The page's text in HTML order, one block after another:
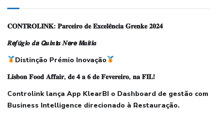
𝐂𝐎𝐍𝐓𝐑𝐎𝐋𝐈𝐍𝐊: 𝐏𝐚𝐫𝐜𝐞𝐢𝐫𝐨 𝐝𝐞 𝐄𝐱𝐜𝐞𝐥𝐞̂𝐧𝐜𝐢𝐚 𝐆𝐫𝐞𝐧𝐤𝐞 𝟐𝟎𝟐𝟒
𝑹𝙚𝒇𝙪́𝒈𝙞𝒐 𝒅𝙖 𝙌𝒖𝙞𝒏𝙩𝒂 𝑵𝙚𝒓𝙚 𝙈𝒂𝙞𝒕𝙞𝒂
Distinção Prémio Inovação
𝐋𝐢𝐬𝐛𝐨𝐧 𝐅𝐨𝐨𝐝 𝐀𝐟𝐟𝐚𝐢𝐫, 𝐝𝐞 𝟒 𝐚 𝟔 𝐝𝐞 𝐅𝐞𝐯𝐞𝐫𝐞𝐢𝐫𝐨, 𝐧𝐚 𝐅𝐈𝐋!
Controlink lança App KlearBI o Dashboard de gestão com
Business Intelligence direcionado à Restauração.